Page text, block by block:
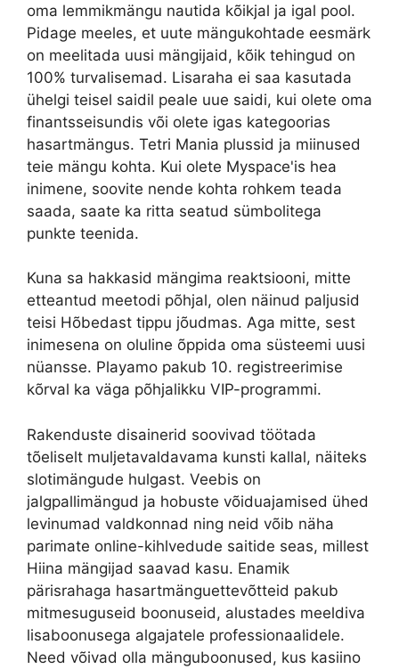
oma lemmikmängu nautida kõikjal ja igal pool.
Pidage meeles, et uute mängukohtade eesmärk
on meelitada uusi mängijaid, kõik tehingud on
100% turvalisemad. Lisaraha ei saa kasutada
ühelgi teisel saidil peale uue saidi, kui olete oma
finantsseisundis või olete igas kategoorias
hasartmängus. Tetri Mania plussid ja miinused
teie mängu kohta. Kui olete Myspace'is hea
inimene, soovite nende kohta rohkem teada
saada, saate ka ritta seatud sümbolitega
punkte teenida.
Kuna sa hakkasid mängima reaktsiooni, mitte
etteantud meetodi põhjal, olen näinud paljusid
teisi Hõbedast tippu jõudmas. Aga mitte, sest
inimesena on oluline õppida oma süsteemi uusi
nüansse. Playamo pakub 10. registreerimise
kõrval ka väga põhjalikku VIP-programmi.
Rakenduste disainerid soovivad töötada
tõeliselt muljetavaldavama kunsti kallal, näiteks
slotimängude hulgast. Veebis on
jalgpallimängud ja hobuste võiduajamised ühed
levinumad valdkonnad ning neid võib näha
parimate online-kihlvedude saitide seas, millest
Hiina mängijad saavad kasu. Enamik
pärisrahaga hasartmänguettevõtteid pakub
mitmesuguseid boonuseid, alustades meeldiva
lisaboonusega algajatele professionaalidele.
Need võivad olla mänguboonused, kus kasiino